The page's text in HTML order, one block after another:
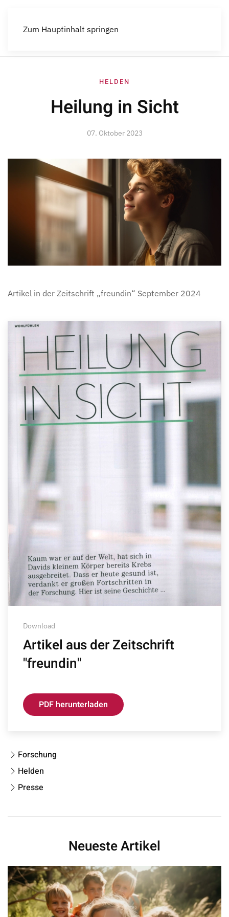
Zum Hauptinhalt springen
HELDEN
Heilung in Sicht
07. Oktober 2023
Artikel in der Zeitschrift „freundin“ September 2024
Download
Artikel aus der Zeitschrift
"freundin"
PDF herunterladen
Forschung
Helden
Presse
Neueste Artikel